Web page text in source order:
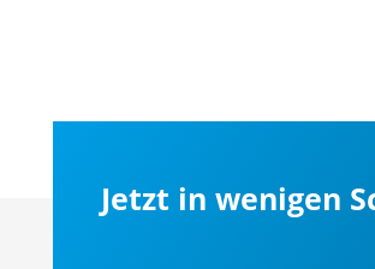
Jetzt in wenigen